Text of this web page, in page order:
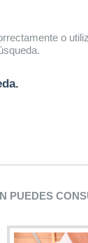
o
PUEDES